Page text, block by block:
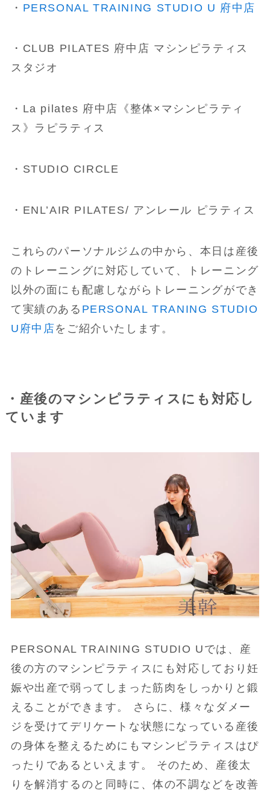
・ PERSONAL TRAINING STUDIO U 府中店
・CLUB PILATES 府中店 マシンピラティス
スタジオ
・La pilates 府中店《整体×マシンピラティ
ス》ラピラティス
・STUDIO CIRCLE
・ENL’AIR PILATES/ アンレール ピラティス
これらのパーソナルジムの中から、本日は産後
のトレーニングに対応していて、トレーニング
以外の面にも配慮しながらトレーニングができ
て実績のある PERSONAL TRANING STUDIO
U府中店をご紹介いたします。
・産後のマシンピラティスにも対応し
ています
PERSONAL TRAINING STUDIO Uでは、産
後の方のマシンピラティスにも対応しており妊
娠や出産で弱ってしまった筋肉をしっかりと鍛
えることができます。 さらに、様々なダメー
ジを受けてデリケートな状態になっている産後
の身体を整えるためにもマシンピラティスはぴ
ったりであるといえます。 そのため、産後太
りを解消するのと同時に、体の不調などを改善